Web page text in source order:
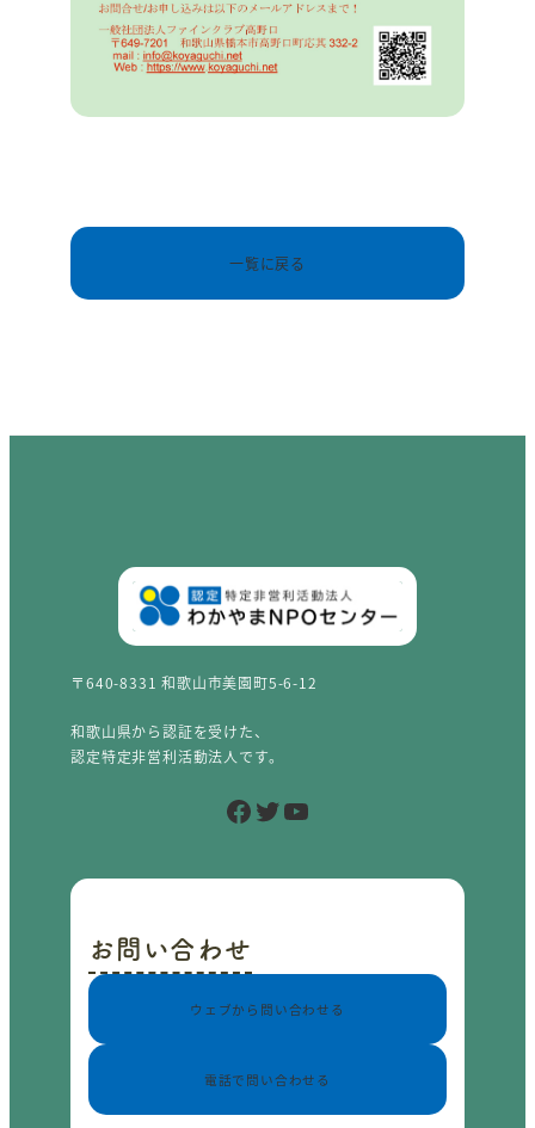
一覧に戻る
〒640-8331 和歌山市美園町5-6-12
和歌山県から認証を受けた、
認定特定非営利活動法人です。
Facebook Twitter YouTube
お問い合わせ
ウェブから問い合わせる
電話で問い合わせる